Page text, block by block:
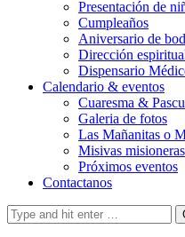
Presentación de
Cumpleaños
Aniversario de
Dirección
Dispensario
Calendario & eventos
Cuaresma &
Galeria de fotos
Las Mañanitas o
Misivas misioneras
Próximos eventos
Contactanos